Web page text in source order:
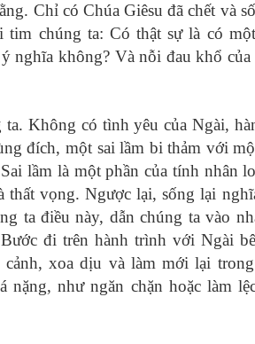
Chỉ có Chúa Giêsu đã chết và
chúng ta: Có thật sự là có
nghĩa không? Và nỗi đau khổ
ta. Không có tình yêu của Ngài,
đích, một sai lầm bi thảm với
lầm là một phần của tính nhân
vọng. Ngược lại, sống lại
ta điều này, dẫn chúng ta vào
đi trên hành trình với Ngài
xoa dịu và làm mới lại
như ngăn chặn hoặc làm